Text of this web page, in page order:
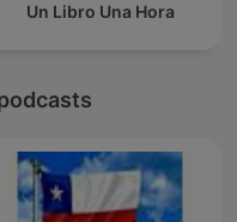
Un Libro Una Hora